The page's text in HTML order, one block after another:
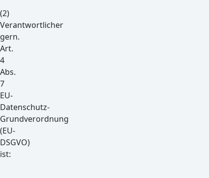
(2)
Verantwortlicher
gern.
Art.
4
Abs.
7
EU-
Datenschutz-
Grundverordnung
(EU-
DSGVO)
ist: